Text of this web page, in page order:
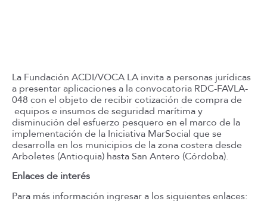
La Fundación ACDI/VOCA LA invita a personas jurídicas
a presentar aplicaciones a la convocatoria RDC-FAVLA-
048 con el objeto de recibir cotización de compra de
equipos e insumos de seguridad marítima y
disminución del esfuerzo pesquero en el marco de la
implementación de la Iniciativa MarSocial que se
desarrolla en los municipios de la zona costera desde
Arboletes (Antioquia) hasta San Antero (Córdoba).
Enlaces de interés
Para más información ingresar a los siguientes enlaces: